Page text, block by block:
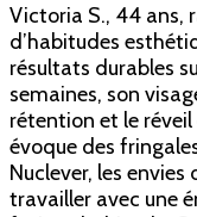
Victoria S., 44 ans,
d’habitudes
résultats durables
semaines, son
rétention et le réveil
évoque des
Nuclever, les envies
travailler avec une